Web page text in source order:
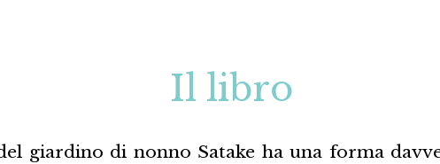
Il libro
giardino di nonno Satake ha una forma